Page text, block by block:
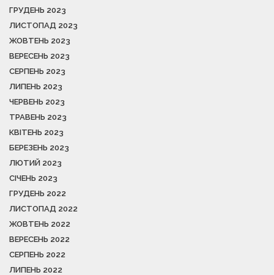
ГРУДЕНЬ 2023
ЛИСТОПАД 2023
ЖОВТЕНЬ 2023
ВЕРЕСЕНЬ 2023
СЕРПЕНЬ 2023
ЛИПЕНЬ 2023
ЧЕРВЕНЬ 2023
ТРАВЕНЬ 2023
КВІТЕНЬ 2023
БЕРЕЗЕНЬ 2023
ЛЮТИЙ 2023
СІЧЕНЬ 2023
ГРУДЕНЬ 2022
ЛИСТОПАД 2022
ЖОВТЕНЬ 2022
ВЕРЕСЕНЬ 2022
СЕРПЕНЬ 2022
ЛИПЕНЬ 2022